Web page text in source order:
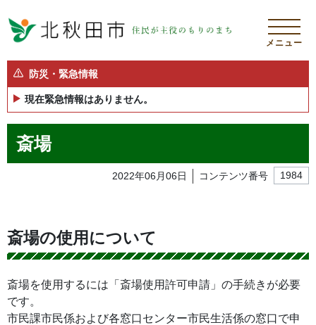
メニュー
防災・緊急情報
現在緊急情報はありません。
斎場
2022年06月06日 コンテンツ番号 1984
斎場の使用について
斎場を使用するには「斎場使用許可申請」の手続きが必要
です。
市民課市民係および各窓口センター市民生活係の窓口で申